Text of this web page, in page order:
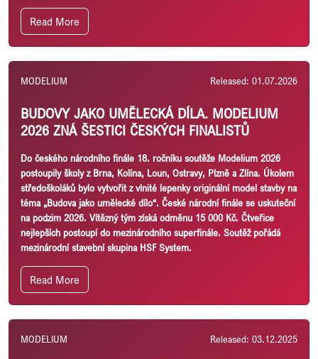
Read More
MODELIUM Released: 01.07.2026
BUDOVY JAKO UMĚLECKÁ DÍLA. MODELIUM
2026 ZNÁ ŠESTICI ČESKÝCH FINALISTŮ
Do českého národního finále 18. ročníku soutěže Modelium 2026
postoupily školy z Brna, Kolína, Loun, Ostravy, Plzně a Zlína. Úkolem
středoškoláků bylo vytvořit z vlnité lepenky originální model stavby na
téma „Budova jako umělecké dílo“. České národní finále se uskuteční
na podzim 2026. Vítězný tým získá odměnu 15 000 Kč. Čtveřice
nejlepších postoupí do mezinárodního superfinále. Soutěž pořádá
mezinárodní stavební skupina HSF System.
Read More
MODELIUM Released: 03.12.2025